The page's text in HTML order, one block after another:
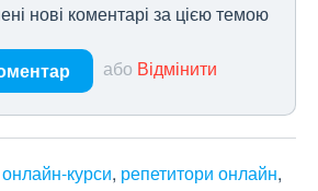
нові коментарі за цією темою
або Відмінити
онлайн-курси, репетитори онлайн,